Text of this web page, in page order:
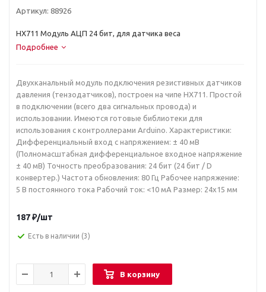
Артикул: 88926
HX711 Модуль АЦП 24 бит, для датчика веса
Подробнее
Двухканальный модуль подключения резистивных датчиков
давления (тензодатчиков), построен на чипе HX711. Простой
в подключении (всего два сигнальных провода) и
использовании. Имеются готовые библиотеки для
использования с контроллерами Arduino. Характеристики:
Дифференциальный вход с напряжением: ± 40 мВ
(Полномасштабная дифференциальное входное напряжение
± 40 мВ) Точность преобразования: 24 бит (24 бит / D
конвертер.) Частота обновления: 80 Гц Рабочее напряжение:
5 В постоянного тока Рабочий ток: <10 мА Размер: 24х15 мм
187₽/шт
Есть в наличии (3)
В корзину